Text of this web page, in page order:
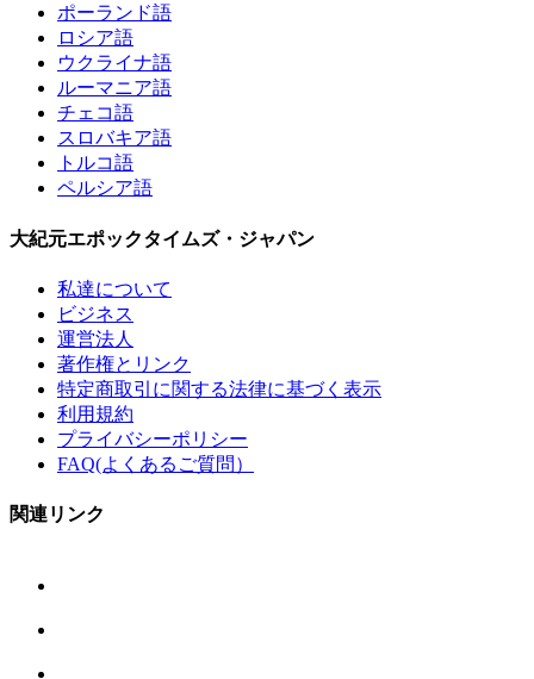
ポーランド語
ロシア語
ウクライナ語
ルーマニア語
チェコ語
スロバキア語
トルコ語
ペルシア語
大紀元エポックタイムズ・ジャパン
私達について
ビジネス
運営法人
著作権とリンク
特定商取引に関する法律に基づく表示
利用規約
プライバシーポリシー
FAQ(よくあるご質問）
関連リンク